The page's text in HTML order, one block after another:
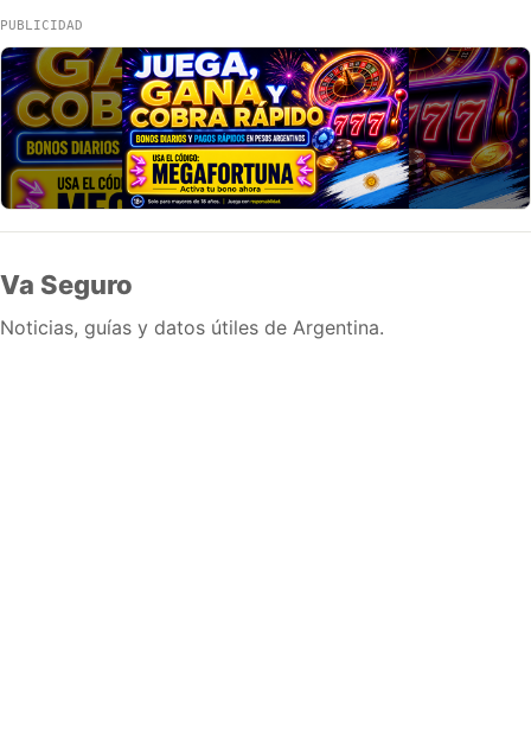
PUBLICIDAD
Va Seguro
Noticias, guías y datos útiles de Argentina.